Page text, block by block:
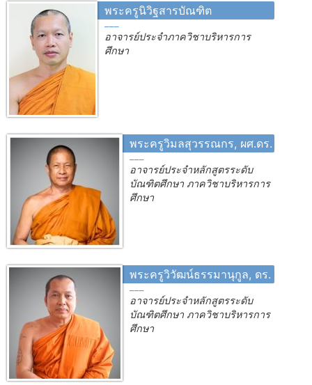
พระครูนิวิฐสารบัณฑิต
อาจารย์ประจำภาควิชาบริหารการ
ศึกษา
พระครูวิมลสุวรรณกร, ผศ.ดร.
อาจารย์ประจำหลักสูตรระดับ
บัณฑิตศึกษา ภาควิชาบริหารการ
ศึกษา
พระครูวิวัฒน์ธรรมานุกูล, ดร.
อาจารย์ประจำหลักสูตรระดับ
บัณฑิตศึกษา ภาควิชาบริหารการ
ศึกษา